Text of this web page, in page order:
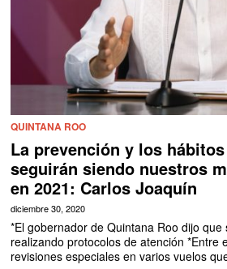
QUINTANA ROO
La prevención y los
seguirán siendo nuestros
en 2021: Carlos Joaquín
diciembre 30, 2020
*El gobernador de Quintana Roo dijo que
realizando protocolos de atención *Entre
revisiones especiales en varios vuelos